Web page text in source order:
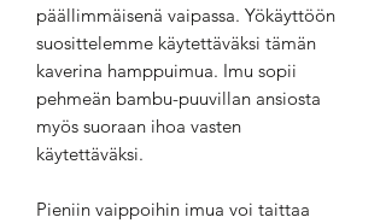
päällimmäisenä vaipassa. Yökäyttöön
suosittelemme käytettäväksi tämän
kaverina hamppuimua. Imu sopii
pehmeän bambu-puuvillan ansiosta
myös suoraan ihoa vasten
käytettäväksi.
Pieniin vaippoihin imua voi taittaa